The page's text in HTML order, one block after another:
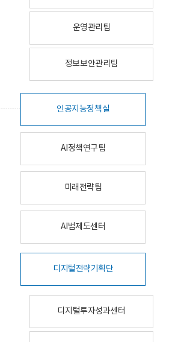
운영관리팀
정보보안관리팀
인공지능정책실
AI정책연구팀
미래전략팀
AI법제도센터
디지털전략기획단
디지털투자성과센터